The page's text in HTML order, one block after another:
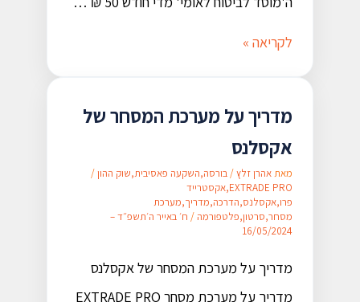
לקריאה »
מדריך על מערכת המסחר של
אקסלנס​
מאתאהרן זלץ/בורסה,השקעה פאסיבית,שוק ההון/
EXTRADE PRO
,אקסטרייד
פרו,אקסלנס,הדרכה,מדריך,מערכת
מסחר,סרטון,פלטפורמה/ ח׳ באייר ה׳תשפ״ד –
16/05/2024
מדריך על מערכת המסחר של אקסלנס​
מדריך על מערכת מסחר EXTRADE PRO